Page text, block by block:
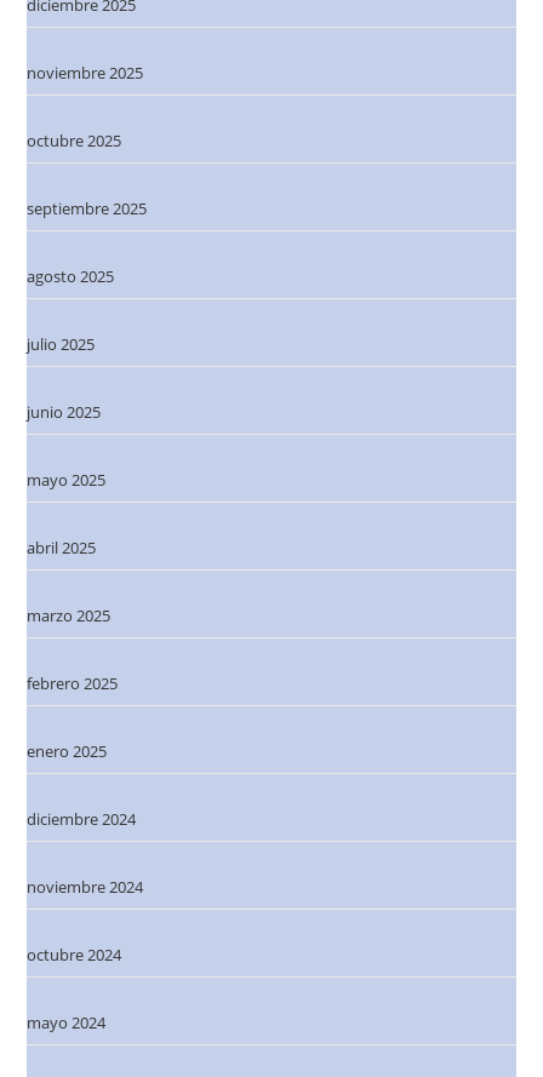
diciembre 2025
noviembre 2025
octubre 2025
septiembre 2025
agosto 2025
julio 2025
junio 2025
mayo 2025
abril 2025
marzo 2025
febrero 2025
enero 2025
diciembre 2024
noviembre 2024
octubre 2024
mayo 2024